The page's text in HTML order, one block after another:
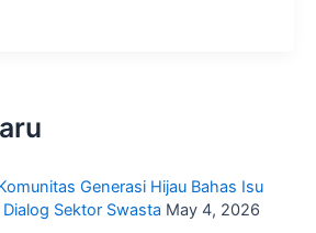
Generasi Hijau Bahas Isu
Sektor Swasta May 4, 2026